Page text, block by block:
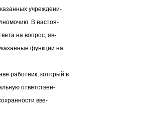
учреждени-
В настоя-
на вопрос, яв-
функции на
работник, который в
ответствен-
вве-